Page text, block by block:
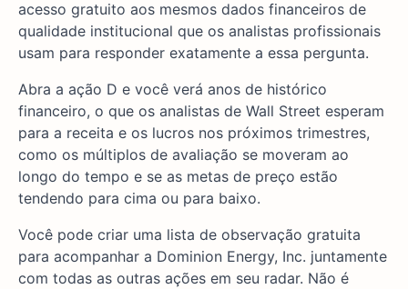
acesso gratuito aos mesmos dados financeiros de
qualidade institucional que os analistas profissionais
usam para responder exatamente a essa pergunta.
Abra a ação D e você verá anos de histórico
financeiro, o que os analistas de Wall Street esperam
para a receita e os lucros nos próximos trimestres,
como os múltiplos de avaliação se moveram ao
longo do tempo e se as metas de preço estão
tendendo para cima ou para baixo.
Você pode criar uma lista de observação gratuita
para acompanhar a Dominion Energy, Inc. juntamente
com todas as outras ações em seu radar. Não é